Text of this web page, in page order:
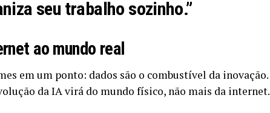
seu trabalho sozinho.”
ao mundo real
em um ponto: dados são o combustível da inovação.
da IA virá do mundo físico, não mais da internet.